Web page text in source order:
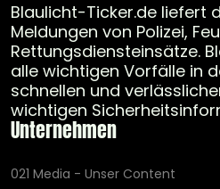
Blaulicht-Ticker.de liefert
Meldungen von Polizei,
Rettungsdiensteinsätze.
alle wichtigen Vorfälle in
schnellen und
wichtigen
Unternehmen
021 Media - Unser Content